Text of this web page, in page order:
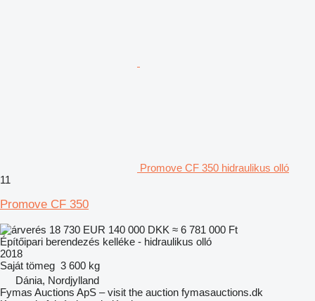
Promove CF 350 hidraulikus olló
11
Promove CF 350
18 730 EUR 140 000 DKK ≈ 6 781 000 Ft
Építőipari berendezés kelléke - hidraulikus olló
2018
Saját tömeg 3 600 kg
Dánia, Nordjylland
Fymas Auctions ApS – visit the auction fymasauctions.dk